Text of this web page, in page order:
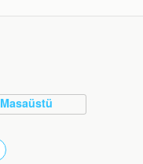
Masaüstü